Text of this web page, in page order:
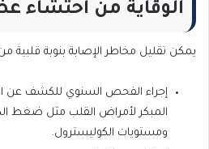
الوقاية من احتشاء
يمكن تقليل مخاطر الإصابة بنوبة قلبية
إجراء الفحص السنوي للكشف عن
المبكر لأمراض القلب مثل ضغط
ومستويات الكوليسترول.